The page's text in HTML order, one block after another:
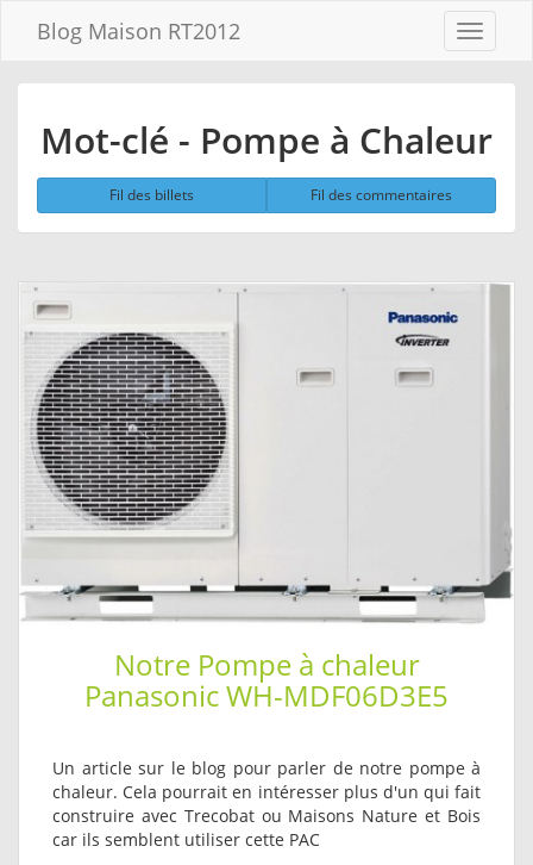
Menu
Blog Maison RT2012
contenu
Aller à la
recherche
Mot-clé - Pompe à Chaleur
Fil des billets Fil des commentaires
Notre Pompe à chaleur
Panasonic WH-MDF06D3E5
Un article sur le blog pour parler de notre pompe à
chaleur. Cela pourrait en intéresser plus d'un qui fait
construire avec Trecobat ou Maisons Nature et Bois
car ils semblent utiliser cette PAC